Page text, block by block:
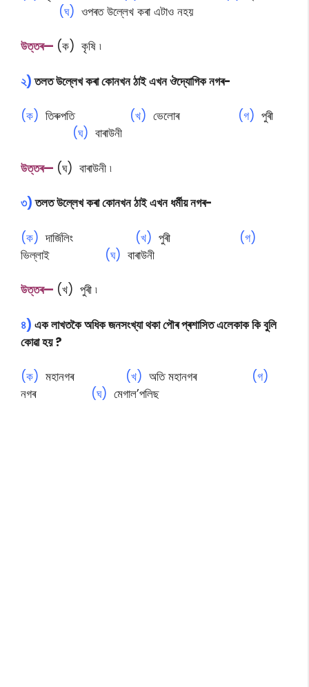
(ঘ) ওপৰত উল্লেখ কৰা এটাও নহয়
উত্তৰ— (ক) কৃষি ৷
২)তলত উল্লেখ কৰা কোনখন ঠাই এখন ঔদ্যোগিক নগৰ-
(ক) তিৰুপতি (খ) ভেলোৰ (গ) পুৰী
(ঘ) বাৰাউনী
উত্তৰ— (ঘ) বাৰাউনী ৷
৩)তলত উল্লেখ কৰা কোনখন ঠাই এখন ধৰ্মীয় নগৰ-
(ক) দাৰ্জিলিং (খ) পুৰী (গ)
ভিল্লাই (ঘ) বাৰাউনী
উত্তৰ— (খ) পুৰী ৷
৪) এক লাখতকৈ অধিক জনসংখ্যা থকা পৌৰ প্ৰশাসিত এলেকাক কি বুলি
কোৱা হয় ?
(ক) মহানগৰ (খ) অতি মহানগৰ (গ)
নগৰ (ঘ) মেগাল’পলিছ